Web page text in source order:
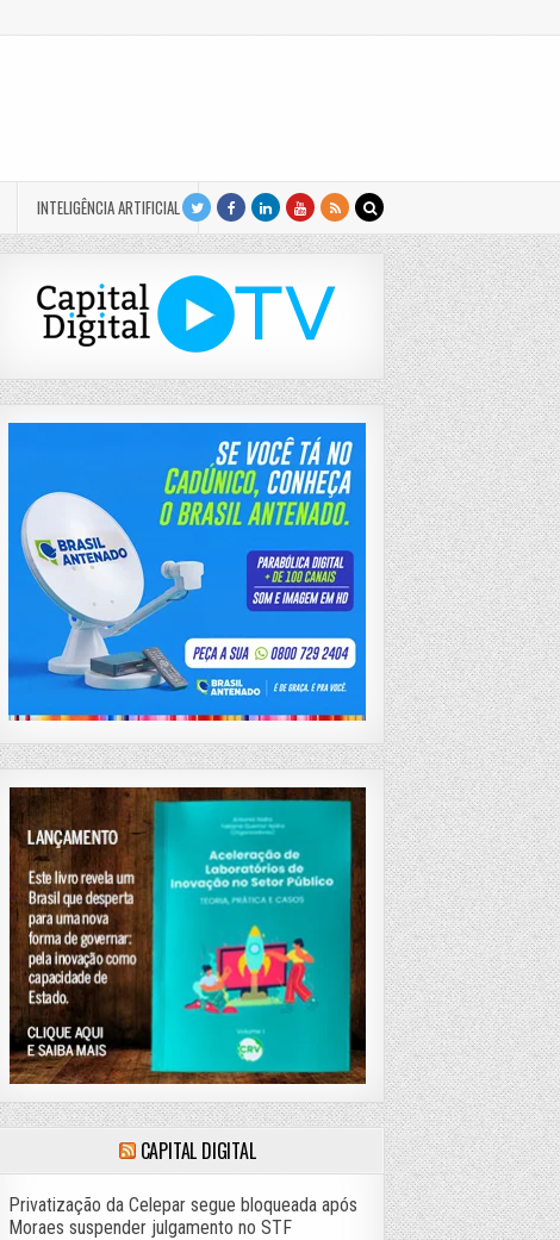
INTELIGÊNCIA ARTIFICIAL
CAPITAL DIGITAL
Privatização da Celepar segue bloqueada após
Moraes suspender julgamento no STF